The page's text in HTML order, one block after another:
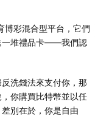
博彩混合型平台，它們
一堆禮品卡——我們認
洗錢法來支付你，那
你購買比特幣並以任
別在於，你是自由